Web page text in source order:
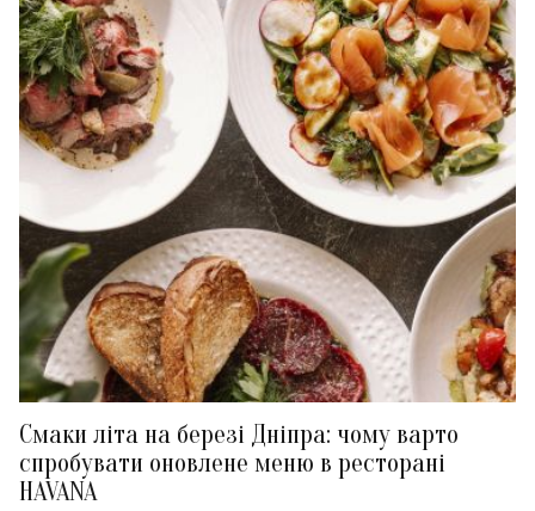
Смаки літа на березі Дніпра: чому варто
спробувати оновлене меню в ресторані
HAVANA